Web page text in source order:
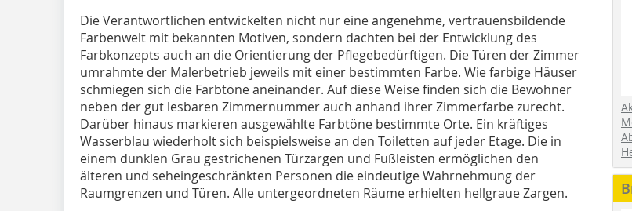
Die Verantwortlichen entwickelten nicht nur eine angenehme, vertrauensbildende
Farbenwelt mit bekannten Motiven, sondern dachten bei der Entwicklung des
Farbkonzepts auch an die Orientierung der Pflegebedürftigen. Die Türen der Zimmer
umrahmte der Malerbetrieb jeweils mit einer bestimmten Farbe. Wie farbige Häuser
schmiegen sich die Farbtöne aneinander. Auf diese Weise finden sich die Bewohner
neben der gut lesbaren Zimmernummer auch anhand ihrer Zimmerfarbe zurecht.
Darüber hinaus markieren ausgewählte Farbtöne bestimmte Orte. Ein kräftiges
Wasserblau wiederholt sich beispielsweise an den Toiletten auf jeder Etage. Die in
einem dunklen Grau gestrichenen Türzargen und Fußleisten ermöglichen den
älteren und seheingeschränkten Personen die eindeutige Wahrnehmung der
Raumgrenzen und Türen. Alle untergeordneten Räume erhielten hellgraue Zargen.